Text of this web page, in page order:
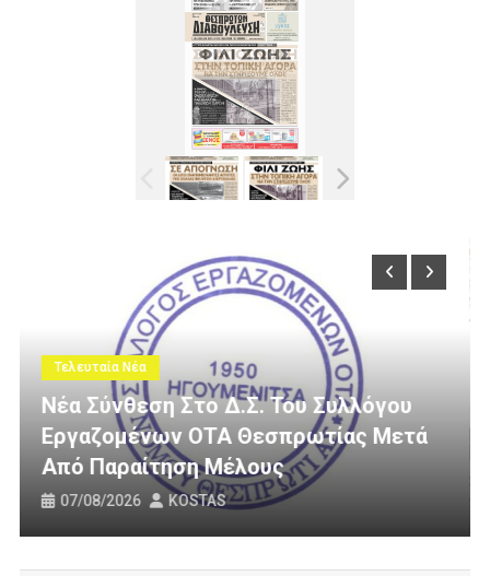
Συλλόγου
Μετά
Τελευταία Νέα
3 Εκατομμύρια Ευρώ Για
Οδοποιία Στον Δήμο
31/07/2026